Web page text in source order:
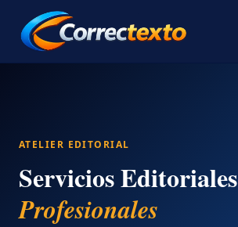
ATELIER EDITORIAL
Servicios Editoriales
Profesionales